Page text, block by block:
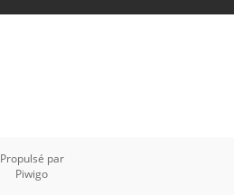
Propulsé par
Piwigo